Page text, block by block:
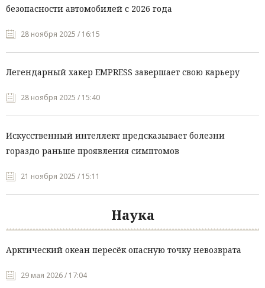
безопасности автомобилей с 2026 года
28 ноября 2025 / 16:15
Легендарный хакер EMPRESS завершает свою карьеру
28 ноября 2025 / 15:40
Искусственный интеллект предсказывает болезни
гораздо раньше проявления симптомов
21 ноября 2025 / 15:11
Наука
Арктический океан пересёк опасную точку невозврата
29 мая 2026 / 17:04